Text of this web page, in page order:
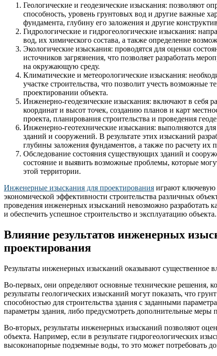
Геологические и геодезические изыскания: позволяют
способность, уровень грунтовых вод и другие важные
фундамента, глубину его заложения и другие
Гидрологические и гидрогеологические изыскания:
вод, их химического состава, а также определение
Экологические изыскания: проводятся для оценки
источников загрязнения, что позволяет разработать
на окружающую среду.
Климатические и метеорологические изыскания:
участке строительства, что позволит учесть возможные
проектировании объекта.
Инженерно-геодезические изыскания: включают в себя
координат и высот точек, созданию планов и карт
проекта, планирования строительства и проведения
Инженерно-геотехнические изыскания: выполняются
зданий и сооружений. В результате этих изысканий
глубины заложения фундаментов, а также по расчету их
Обследование состояния существующих зданий и
состояние и выявить возможные проблемы, которые
этой территории.
Инженерные изыскания для проектирования играют ключевую
экономической эффективности строительства различных
проведения инженерных изысканий невозможно разработать
и обеспечить успешное строительство и эксплуатацию объекта.
Влияние результатов инженерных
проектирования
Результаты инженерных изысканий оказывают существенное
Во-первых, они определяют основные технические решения,
результаты геологических изысканий могут показать, что
способностью для строительства здания с заданными
параметры здания, либо предусмотреть дополнительные меры
Во-вторых, результаты инженерных изысканий позволяют
объекта. Например, если в результате гидрогеологических
высоконапорные подземные воды, то это может потребовать